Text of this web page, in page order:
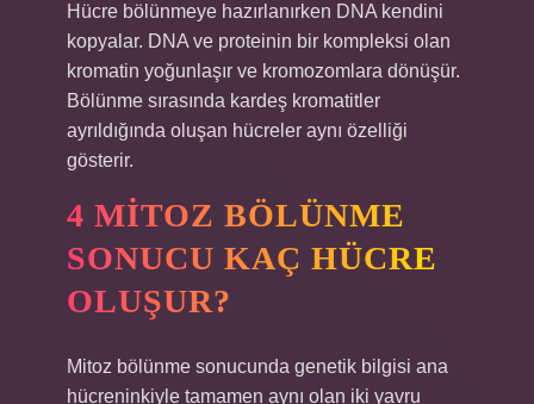
Hücre bölünmeye hazırlanırken DNA kendini
kopyalar. DNA ve proteinin bir kompleksi olan
kromatin yoğunlaşır ve kromozomlara dönüşür.
Bölünme sırasında kardeş kromatitler
ayrıldığında oluşan hücreler aynı özelliği
gösterir.
4 MITOZ BÖLÜNME
SONUCU KAÇ HÜCRE
OLUŞUR?
Mitoz bölünme sonucunda genetik bilgisi ana
hücreninkiyle tamamen aynı olan iki yavru